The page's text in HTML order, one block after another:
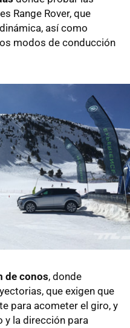
Range Rover, que
así como
modos de conducción
de conos, donde
que exigen que
para acometer el giro, y
y la dirección para